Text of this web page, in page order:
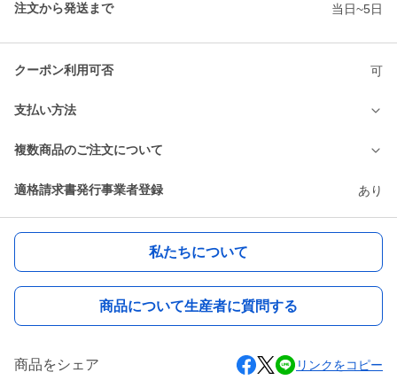
注文から発送まで 当日~5日
クーポン利用可否 可
支払い方法
複数商品のご注文について
適格請求書発行事業者登録 あり
私たちについて
商品について生産者に質問する
商品をシェア リンクをコピー